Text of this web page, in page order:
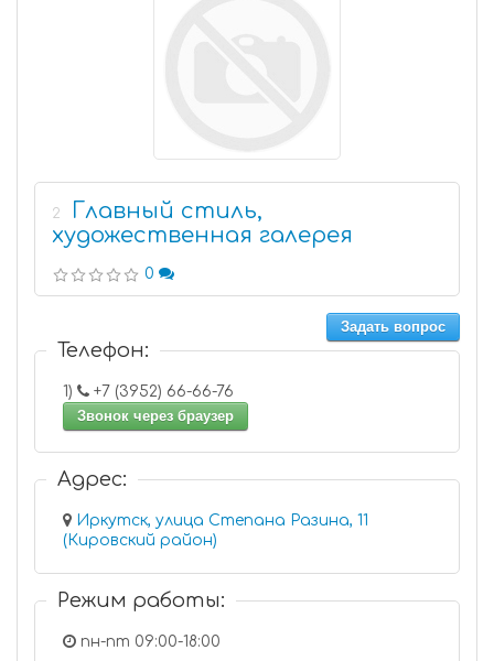
2
Главный стиль,
художественная галерея
0
Задать вопрос
Телефон:
1)
+7 (3952) 66-66-76
Звонок через браузер
Адрес:
Иркутск, улица Степана Разина, 11
(Кировский район)
Режим работы:
пн-пт 09:00-18:00